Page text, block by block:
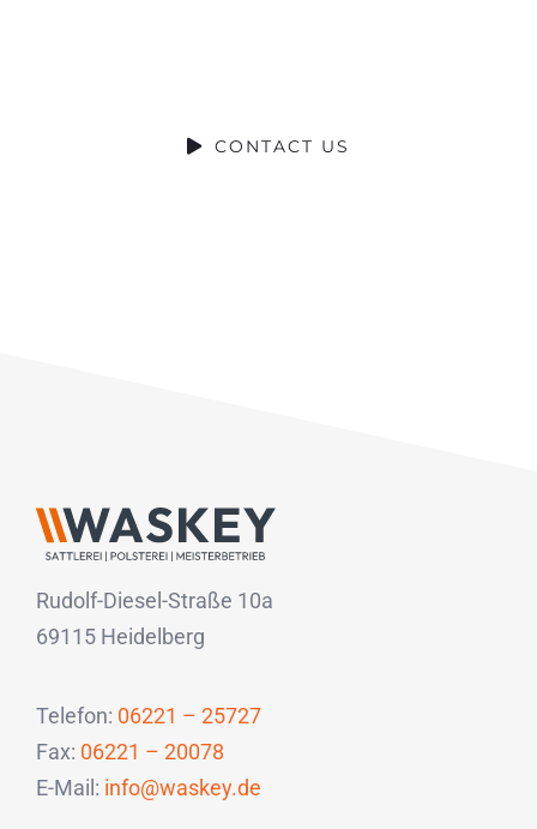
CONTACT US
Rudolf-Diesel-Straße 10a
69115 Heidelberg
Telefon: 06221 – 25727
Fax: 06221 – 20078
E-Mail: info@waskey.de